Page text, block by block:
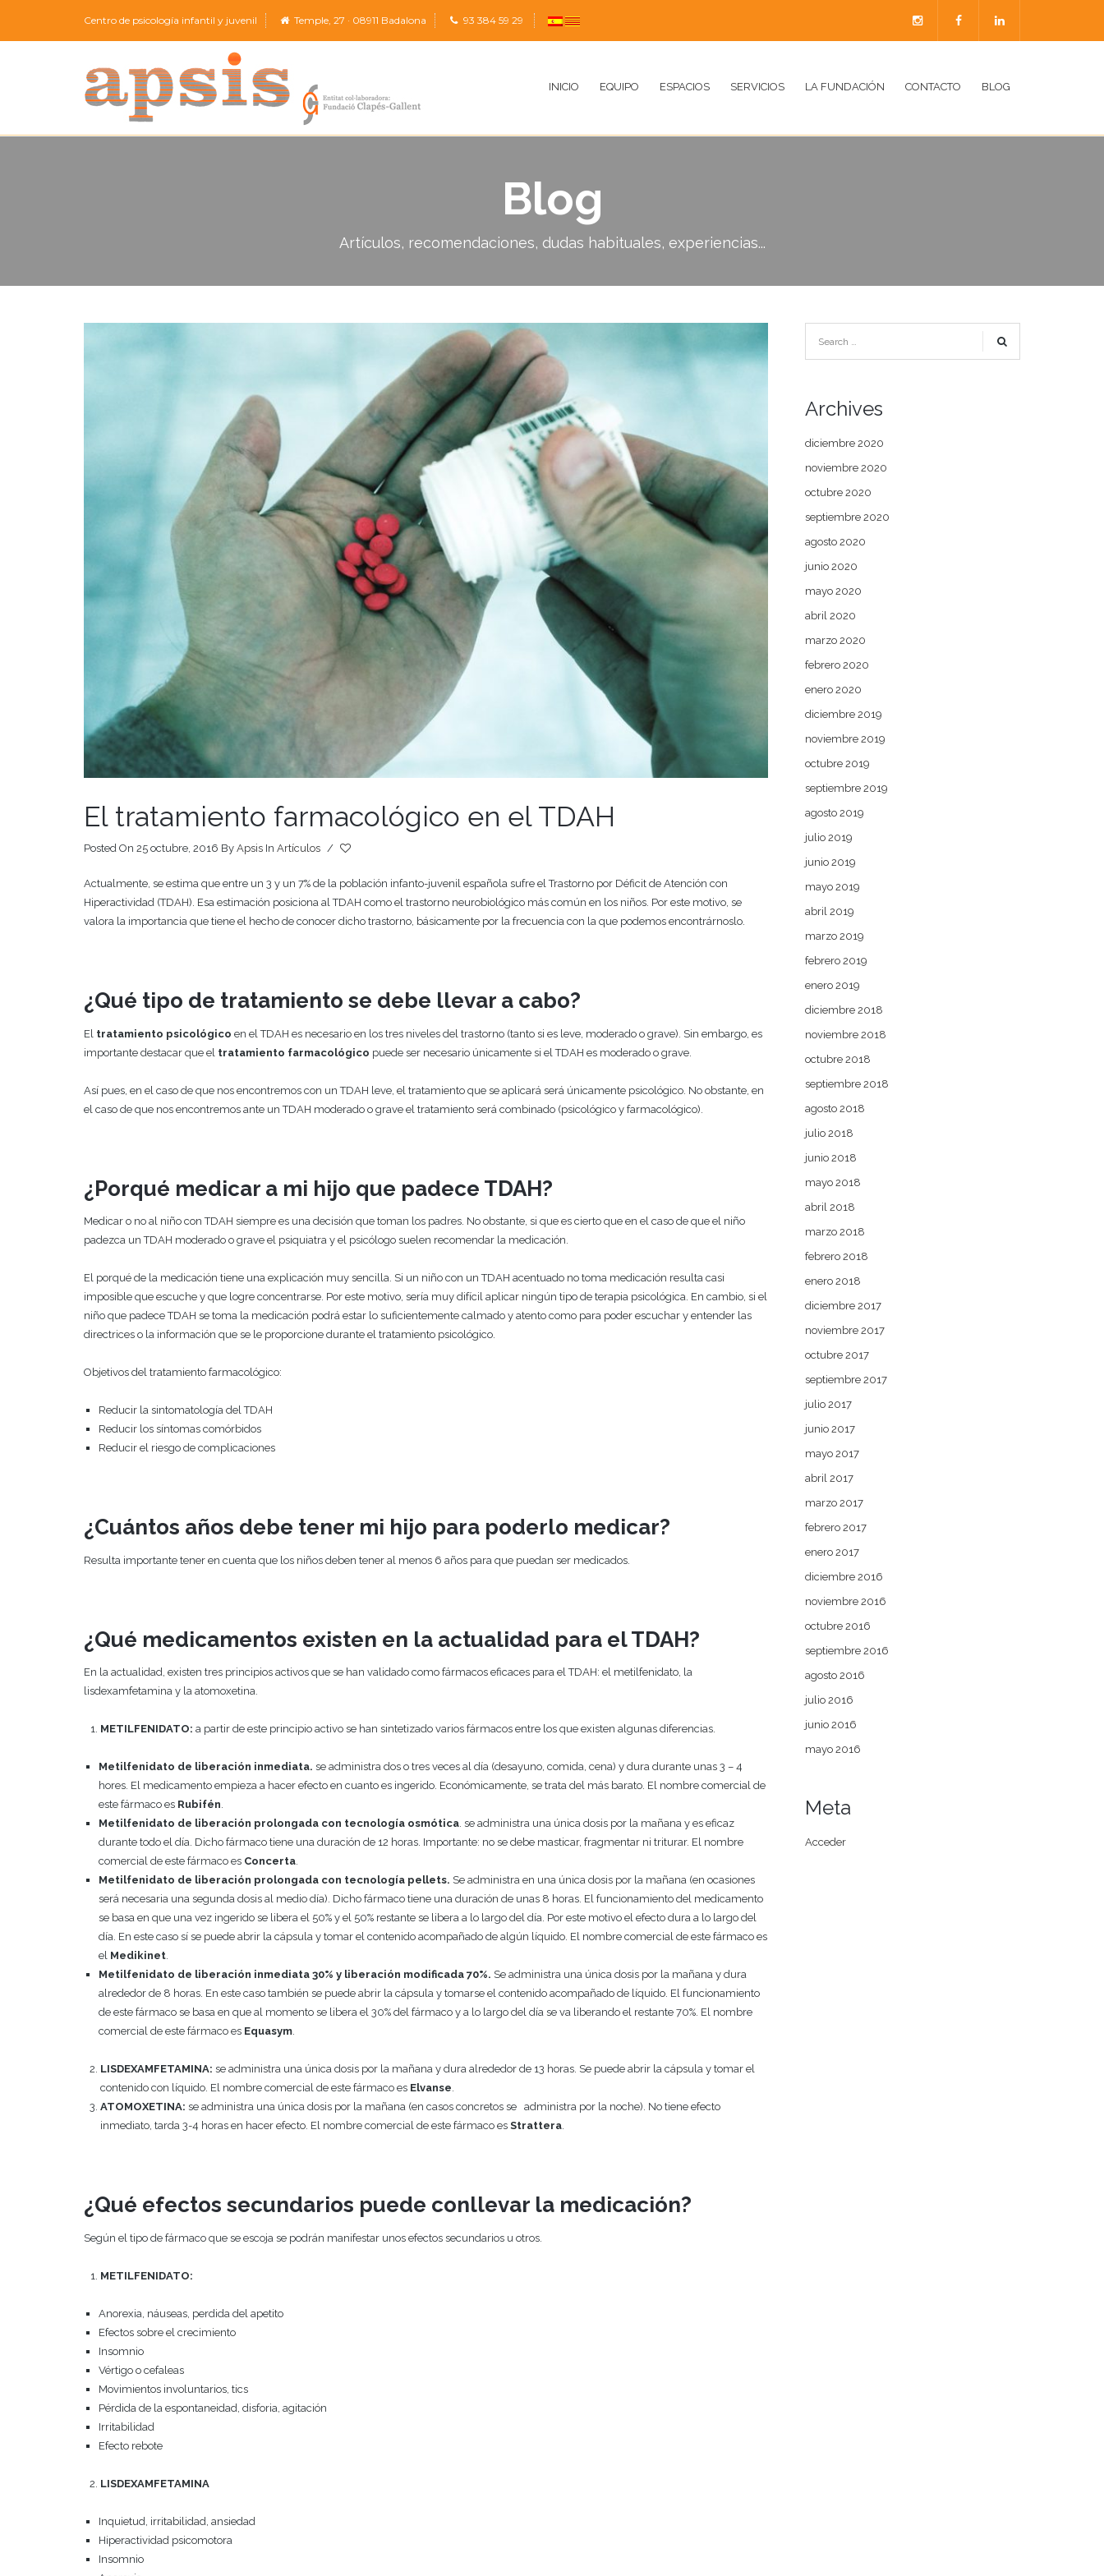
Centro de psicología infantil y juvenil Temple, 27 · 08911 Badalona 93 384 59 29
INICIO EQUIPO ESPACIOS SERVICIOS LA FUNDACIÓN CONTACTO BLOG
Blog
Artículos, recomendaciones, dudas habituales, experiencias...
El tratamiento farmacológico en el TDAH
Posted On 25 octubre, 2016 By Apsis In Artículos /
Actualmente, se estima que entre un 3 y un 7% de la población infanto-juvenil española sufre el Trastorno por Déficit de Atención con
Hiperactividad (TDAH). Esa estimación posiciona al TDAH como el trastorno neurobiológico más común en los niños. Por este motivo, se
valora la importancia que tiene el hecho de conocer dicho trastorno, básicamente por la frecuencia con la que podemos encontrárnoslo.
¿Qué tipo de tratamiento se debe llevar a cabo?
El tratamiento psicológico en el TDAH es necesario en los tres niveles del trastorno (tanto si es leve, moderado o grave). Sin embargo, es
importante destacar que el tratamiento farmacológico puede ser necesario únicamente si el TDAH es moderado o grave.
Así pues, en el caso de que nos encontremos con un TDAH leve, el tratamiento que se aplicará será únicamente psicológico. No obstante, en
el caso de que nos encontremos ante un TDAH moderado o grave el tratamiento será combinado (psicológico y farmacológico).
¿Porqué medicar a mi hijo que padece TDAH?
Medicar o no al niño con TDAH siempre es una decisión que toman los padres. No obstante, si que es cierto que en el caso de que el niño
padezca un TDAH moderado o grave el psiquiatra y el psicólogo suelen recomendar la medicación.
El porqué de la medicación tiene una explicación muy sencilla. Si un niño con un TDAH acentuado no toma medicación resulta casi
imposible que escuche y que logre concentrarse. Por este motivo, sería muy difícil aplicar ningún tipo de terapia psicológica. En cambio, si el
niño que padece TDAH se toma la medicación podrá estar lo suficientemente calmado y atento como para poder escuchar y entender las
directrices o la información que se le proporcione durante el tratamiento psicológico.
Objetivos del tratamiento farmacológico:
Reducir la sintomatología del TDAH
Reducir los síntomas comórbidos
Reducir el riesgo de complicaciones
¿Cuántos años debe tener mi hijo para poderlo medicar?
Resulta importante tener en cuenta que los niños deben tener al menos 6 años para que puedan ser medicados.
¿Qué medicamentos existen en la actualidad para el TDAH?
En la actualidad, existen tres principios activos que se han validado como fármacos eficaces para el TDAH: el metilfenidato, la
lisdexamfetamina y la atomoxetina.
METILFENIDATO: a partir de este principio activo se han sintetizado varios fármacos entre los que existen algunas diferencias.
Metilfenidato de liberación inmediata. se administra dos o tres veces al día (desayuno, comida, cena) y dura durante unas 3 – 4
hores. El medicamento empieza a hacer efecto en cuanto es ingerido. Económicamente, se trata del más barato. El nombre comercial de
este fármaco es Rubifén.
Metilfenidato de liberación prolongada con tecnología osmótica. se administra una única dosis por la mañana y es eficaz
durante todo el día. Dicho fármaco tiene una duración de 12 horas. Importante: no se debe masticar, fragmentar ni triturar. El nombre
comercial de este fármaco es Concerta.
Metilfenidato de liberación prolongada con tecnología pellets. Se administra en una única dosis por la mañana (en ocasiones
será necesaria una segunda dosis al medio día). Dicho fármaco tiene una duración de unas 8 horas. El funcionamiento del medicamento
se basa en que una vez ingerido se libera el 50% y el 50% restante se libera a lo largo del día. Por este motivo el efecto dura a lo largo del
día. En este caso sí se puede abrir la cápsula y tomar el contenido acompañado de algún líquido. El nombre comercial de este fármaco es
el Medikinet.
Metilfenidato de liberación inmediata 30% y liberación modificada 70%. Se administra una única dosis por la mañana y dura
alrededor de 8 horas. En este caso también se puede abrir la cápsula y tomarse el contenido acompañado de líquido. El funcionamiento
de este fármaco se basa en que al momento se libera el 30% del fármaco y a lo largo del día se va liberando el restante 70%. El nombre
comercial de este fármaco es Equasym.
LISDEXAMFETAMINA: se administra una única dosis por la mañana y dura alrededor de 13 horas. Se puede abrir la cápsula y tomar el
contenido con líquido. El nombre comercial de este fármaco es Elvanse.
ATOMOXETINA: se administra una única dosis por la mañana (en casos concretos se administra por la noche). No tiene efecto
inmediato, tarda 3-4 horas en hacer efecto. El nombre comercial de este fármaco es Strattera.
¿Qué efectos secundarios puede conllevar la medicación?
Según el tipo de fármaco que se escoja se podrán manifestar unos efectos secundarios u otros.
METILFENIDATO:
Anorexia, náuseas, perdida del apetito
Efectos sobre el crecimiento
Insomnio
Vértigo o cefaleas
Movimientos involuntarios, tics
Pérdida de la espontaneidad, disforia, agitación
Irritabilidad
Efecto rebote
LISDEXAMFETAMINA
Inquietud, irritabilidad, ansiedad
Hiperactividad psicomotora
Insomnio
Archives
diciembre 2020
noviembre 2020
octubre 2020
septiembre 2020
agosto 2020
junio 2020
mayo 2020
abril 2020
marzo 2020
febrero 2020
enero 2020
diciembre 2019
noviembre 2019
octubre 2019
septiembre 2019
agosto 2019
julio 2019
junio 2019
mayo 2019
abril 2019
marzo 2019
febrero 2019
enero 2019
diciembre 2018
noviembre 2018
octubre 2018
septiembre 2018
agosto 2018
julio 2018
junio 2018
mayo 2018
abril 2018
marzo 2018
febrero 2018
enero 2018
diciembre 2017
noviembre 2017
octubre 2017
septiembre 2017
julio 2017
junio 2017
mayo 2017
abril 2017
marzo 2017
febrero 2017
enero 2017
diciembre 2016
noviembre 2016
octubre 2016
septiembre 2016
agosto 2016
julio 2016
junio 2016
mayo 2016
Meta
Acceder